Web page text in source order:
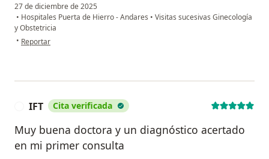
27 de diciembre de 2025
• Hospitales Puerta de Hierro - Andares • Visitas sucesivas Ginecología
y Obstetricia
• en opinión del usuario Av
Reportar
IFT Cita verificada
Muy buena doctora y un diagnóstico acertado
en mi primer consulta